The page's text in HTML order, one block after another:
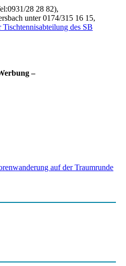
28 28 82),
unter 0174/315 16 15,
des SB
–
auf der Traumrunde